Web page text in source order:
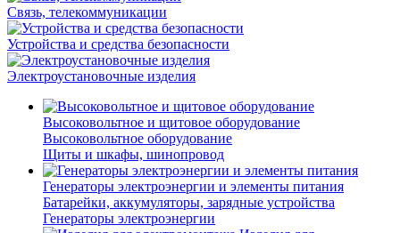
Связь, телекоммуникации
Устройства и средства безопасности
Электроустановочные изделия
Высоковольтное и щитовое оборудование
Высоковольтное оборудование
Щиты и шкафы, шинопровод
Генераторы электроэнергии и элементы питания
Батарейки, аккумуляторы, зарядные устройства
Генераторы электроэнергии